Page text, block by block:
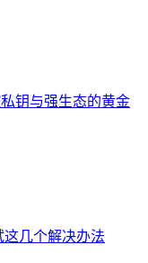
钥与强生态的黄金
这几个解决办法